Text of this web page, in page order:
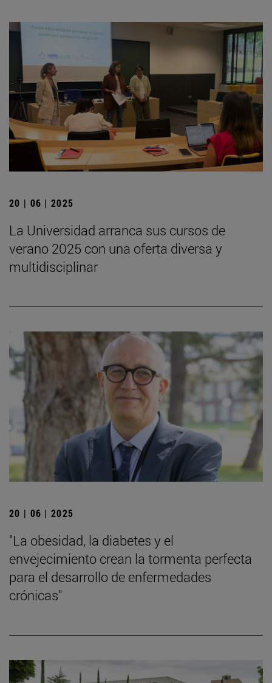
20 | 06 | 2025
La Universidad arranca sus cursos de
verano 2025 con una oferta diversa y
multidisciplinar
20 | 06 | 2025
"La obesidad, la diabetes y el
envejecimiento crean la tormenta perfecta
para el desarrollo de enfermedades
crónicas"